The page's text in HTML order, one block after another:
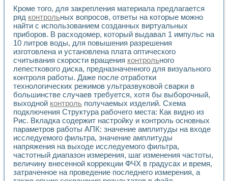
Кроме того, для закрепления материала предлагается
ряд контрольных вопросов, ответы на которые можно
найти с использованием созданных виртуальных
приборов. В расходомер, который выдавал 1 импульс на
10 литров воды, для повышения разрешения
изготовлена и установлена плата оптического
считывания скорости вращения контрольного
лепесткового диска, предназначенного для визуального
контроля работы. Даже после отработки
технологических режимов ультразвуковой сварки в
большинстве случаев требуется, хотя бы выборочный,
выходной контроль получаемых изделий. Схема
подключения Структура рабочего места: Как видно из
Рис. Вкладка содержит настройку и контроль основных
параметров работы АПК: значение амплитуды на входе
исследуемого фильтра, значение амплитуды
напряжения на выходе исследуемого фильтра,
частотный диапазон измерения, шаг изменения частоты,
величину внесенной коррекции ФЧХ в градусах и время,
затраченное на проведение последнего измерения, а